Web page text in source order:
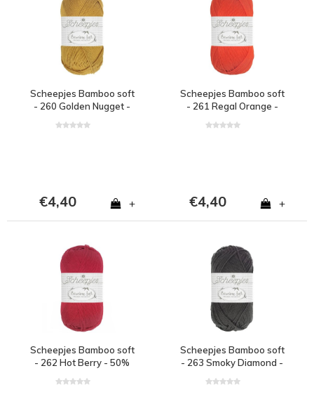
Scheepjes Bamboo soft
- 260 Golden Nugget -
katoen - Geel
€4,40 +
Scheepjes Bamboo soft
- 261 Regal Orange -
katoen - Oranje
€4,40 +
Scheepjes Bamboo soft
- 262 Hot Berry - 50%
- Rood
Scheepjes Bamboo soft
- 263 Smoky Diamond -
katoen - Grijs